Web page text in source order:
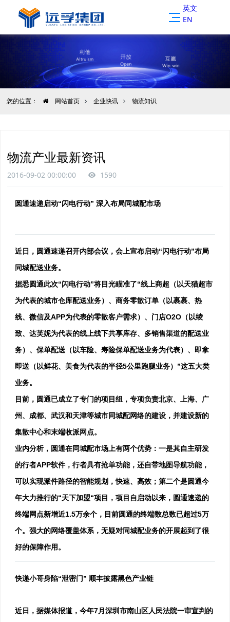
英文
EN
您的位置： 网站首页 企业快讯 物流知识
物流产业最新资讯
2016-09-02 00:00:00 1590
圆通速递启动“闪电行动” 深入布局同城配市场
近日，圆通速递召开内部会议，会上宣布启动“闪电行动”布局
同城配送业务。
据悉圆通此次“闪电行动”将目光瞄准了“线上商超（以天猫超市
为代表的城市仓库配送业务）、商务零散订单（以裹裹、热
线、微信及APP为代表的零散客户需求）、门店O2O（以绫
致、达芙妮为代表的线上线下共享库存、多销售渠道的配送业
务）、保单配送（以车险、寿险保单配送业务为代表）、即拿
即送（以鲜花、美食为代表的半径5公里跑腿业务）”这五大类
业务。
目前，圆通已成立了专门的项目组，专项负责北京、上海、广
州、成都、武汉和天津等城市同城配网络的建设，并建设新的
集散中心和末端收派网点。
业内分析，圆通在同城配市场上有两个优势：一是其自主研发
的行者APP软件，行者具有抢单功能，还自带地图导航功能，
可以实现派件路径的智能规划，快速、高效；第二个是圆通今
年大力推行的“天下加盟“项目，项目自启动以来，圆通速递的
终端网点新增近1.5万余个，目前圆通的终端数总数已超过5万
个。强大的网络覆盖体系，无疑对同城配业务的开展起到了很
好的保障作用。
快递小哥身陷“泄密门” 顺丰披露黑色产业链
近日，据媒体报道，今年7月深圳市南山区人民法院一审宣判的